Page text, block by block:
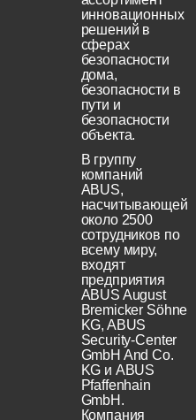
инновационных
решений в
сферах
безопасности
дома,
безопасности в
пути и
безопасности
объекта.
В группу
компаний
ABUS,
насчитывающей
около 2500
сотрудников по
всему миру,
входят
предприятия
ABUS August
Bremicker Söhne
KG, ABUS
Security-Center
GmbH And Co.
KG и ABUS
Pfaffenhain
GmbH.
Компания